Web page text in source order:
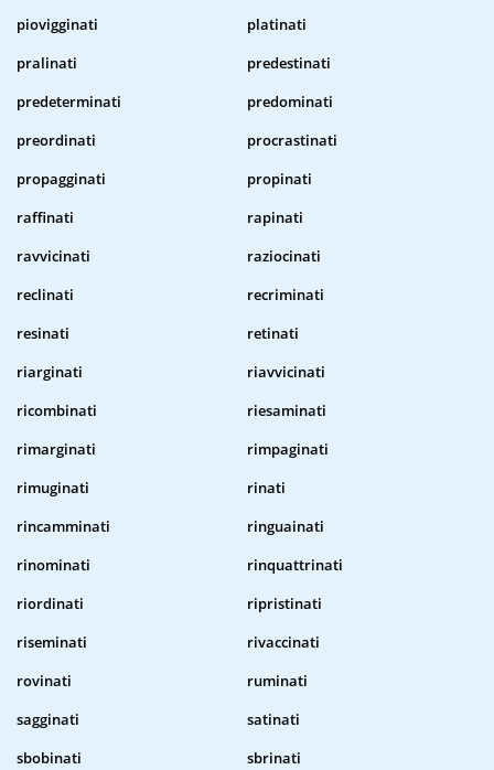
piovigginati
platinati
pralinati
predestinati
predeterminati
predominati
preordinati
procrastinati
propagginati
propinati
raffinati
rapinati
ravvicinati
raziocinati
reclinati
recriminati
resinati
retinati
riarginati
riavvicinati
ricombinati
riesaminati
rimarginati
rimpaginati
rimuginati
rinati
rincamminati
ringuainati
rinominati
rinquattrinati
riordinati
ripristinati
riseminati
rivaccinati
rovinati
ruminati
sagginati
satinati
sbobinati
sbrinati